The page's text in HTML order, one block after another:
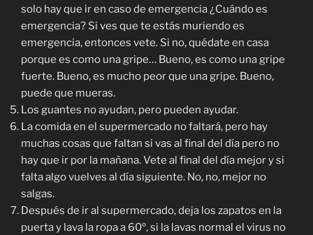
solo hay que ir en caso de emergencia ¿Cuándo es
emergencia? Si ves que te estás muriendo es
emergencia, entonces vete. Si no, quédate en casa
porque es como una gripe… Bueno, es como una gripe
fuerte. Bueno, es mucho peor que una gripe. Bueno,
puede que mueras.
Los guantes no ayudan, pero pueden ayudar.
La comida en el supermercado no faltará, pero hay
muchas cosas que faltan si vas al final del día pero no
hay que ir por la mañana. Vete al final del día mejor y si
falta algo vuelves al día siguiente. No, no, mejor no
salgas.
Después de ir al supermercado, deja los zapatos en la
puerta y lava la ropa a 60º, si la lavas normal el virus no